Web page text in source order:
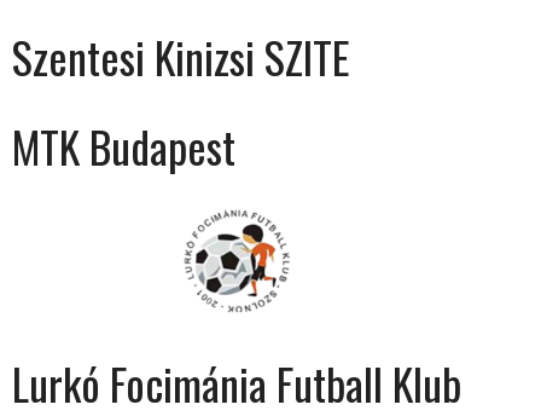
Szentesi Kinizsi SZITE
MTK Budapest
Lurkó Focimánia Futball Klub